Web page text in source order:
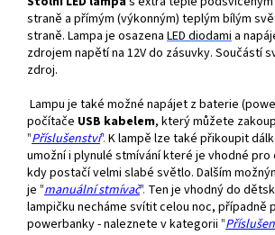
straně a přímým (výkonným) teplým bílým
straně. Lampa je osazena LEDdiodami a
zdrojem napětí na 12V do zásuvky. Součástí
zdroj.
Lampu je také možné napájet z baterie
počítače USB kabelem, který můžete
"Příslušenství". K lampě lze také přikoupit
umožní i plynulé stmívání které je vhodné
kdy postačí velmi slabé světlo. Dalším
je "manuální stmívač". Ten je vhodný do
lampičku necháme svítit celou noc, případně
powerbanky - naleznete v kategorii "